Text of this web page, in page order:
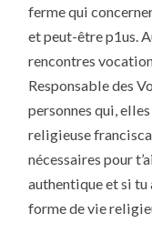
ferme qui
et peut-être p1us.
rencontres
Responsable des
personnes qui,
religieuse
nécessaires pour
authentique et si tu
forme de vie